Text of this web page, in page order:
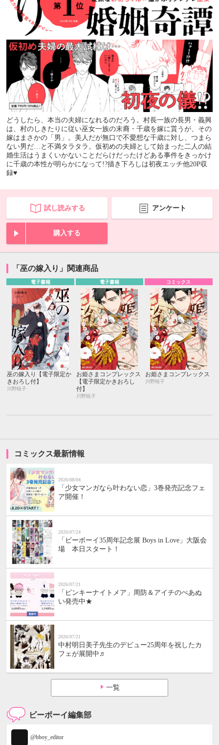
どうしたら、本当の夫婦になれるのだろう。村長一族の長男・義興
は、村のしきたりに従い巫女一族の末裔・千歳を嫁に貰うが、その
嫁はまさかの「男」。美人だが無口で不愛想な千歳に対し、つまら
ない男だ…と不満タラタラ。仮初めの夫婦として始まった二人の結
婚生活はうまくいかないことだらけだったけどある事件をきっかけ
に千歳の本性が明らかになって!?描き下ろしは初夜エッチ他20P収
録♥
試し読みする アンケート
購入する
「巫の嫁入り」関連商品
電子書籍
巫の嫁入り【電子限定か
きおろし付】
川野暁子
電子書籍
お姫さまコンプレックス
【電子限定かきおろし
付】
川野暁子
コミックス
お姫さまコンプレックス
川野暁子
コミックス最新情報
2026/08/04
「少女マンガなら叶わない恋」3巻発売記念フェ
ア開催！
2026/07/24
「ビーボーイ35周年記念展 Boys in Love」大阪会
場 本日スタート！
2026/07/21
「ピンキーナイトメア」周防＆アイチのぺあぬ
い発売中★
2026/07/21
中村明日美子先生のデビュー25周年を祝したカ
フェが展開中♬
一覧
ビーボーイ編集部
@bboy_editor